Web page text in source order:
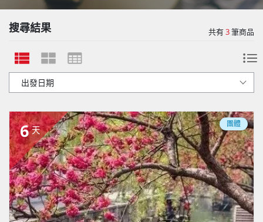
搜尋結果 共有3筆商品
6 天
團體